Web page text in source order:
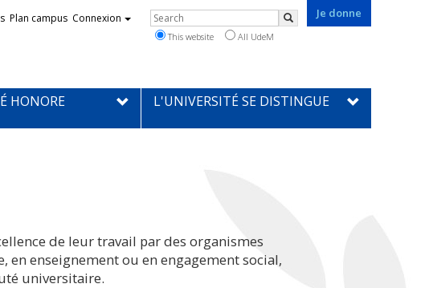
Je donne
Plan campus Connexion Rechercher
Search
This website All UdeM
HONORE L'UNIVERSITÉ SE DISTINGUE
de leur travail par des organismes
en enseignement ou en engagement social,
universitaire.